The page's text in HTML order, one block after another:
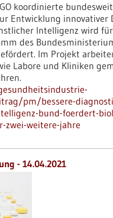
koordinierte
Entwicklung
Intelligenz wird
des
Im Projekt
Labore und Kliniken
pm/bessere-
bund-foerdert-
zwei-weitere-jahre
- 14.04.2021